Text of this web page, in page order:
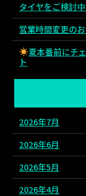
タイヤをご検討
営業時間変更の
夏本番前にチ
ト
2026年7月
2026年6月
2026年5月
2026年4月